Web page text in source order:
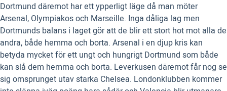
Dortmund däremot har ett ypperligt läge då man möter
Arsenal, Olympiakos och Marseille. Inga dåliga lag men
Dortmunds balans i laget gör att de blir ett stort hot mot alla de
andra, både hemma och borta. Arsenal i en djup kris kan
betyda mycket för ett ungt och hungrigt Dortmund som både
kan slå dem hemma och borta. Leverkusen däremot får nog se
sig omsprunget utav starka Chelsea. Londonklubben kommer